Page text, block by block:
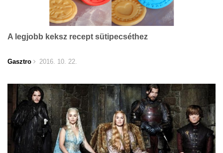
A legjobb keksz recept sütipecséthez
Gasztro 2016. 10. 22.